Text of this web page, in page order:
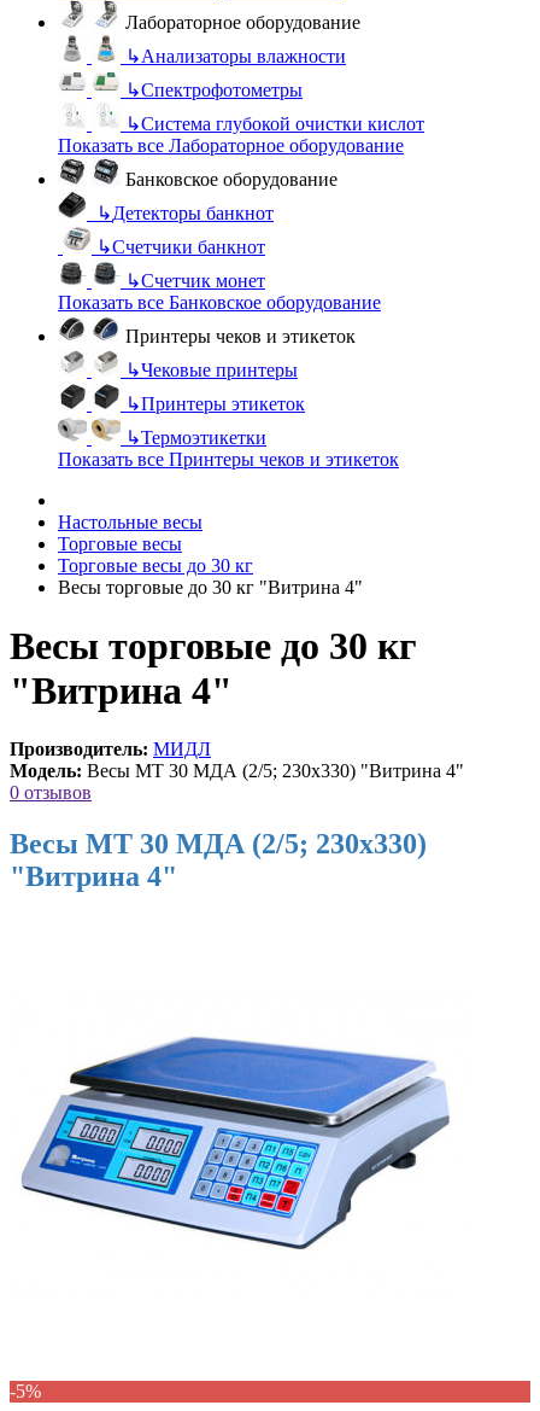
Лабораторное оборудование
↳Анализаторы влажности
↳Спектрофотометры
↳Система глубокой очистки кислот
Показать все Лабораторное оборудование
Банковское оборудование
↳Детекторы банкнот
↳Счетчики банкнот
↳Счетчик монет
Показать все Банковское оборудование
Принтеры чеков и этикеток
↳Чековые принтеры
↳Принтеры этикеток
↳Термоэтикетки
Показать все Принтеры чеков и этикеток
Настольные весы
Торговые весы
Торговые весы до 30 кг
Весы торговые до 30 кг "Витрина 4"
Весы торговые до 30 кг
"Витрина 4"
Производитель: МИДЛ
Модель: Весы МТ 30 МДА (2/5; 230х330) "Витрина 4"
0 отзывов
Весы МТ 30 МДА (2/5; 230х330)
"Витрина 4"
-5%